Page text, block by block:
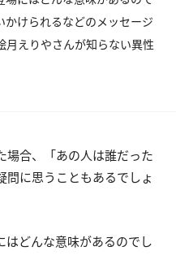
かけられるなどのメッセージ
えりやさんが知らない異性
場合、「あの人は誰だった
問に思うこともあるでしょ
はどんな意味があるのでし